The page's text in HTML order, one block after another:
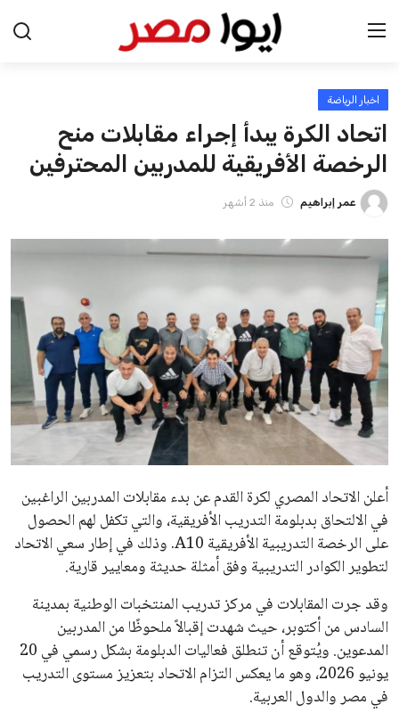
الرئيسية
اخبار مصر
عرب وعالم
اقتصاد
اخبار الرياضة
منوعات
فن وثقافة
علوم وتكنولوجيا
المرأة والجمال
حوادث
محافظات
اخبار الرياضة
اتحاد الكرة يبدأ إجراء مقابلات منح
الرخصة الأفريقية للمدربين المحترفين
عمر إبراهيم منذ 2 أشهر
أعلن الاتحاد المصري لكرة القدم عن بدء مقابلات المدربين الراغبين
في الالتحاق بدبلومة التدريب الأفريقية، والتي تكفل لهم الحصول
على الرخصة التدريبية الأفريقية A10. وذلك في إطار سعي الاتحاد
لتطوير الكوادر التدريبية وفق أمثلة حديثة ومعايير قارية.
وقد جرت المقابلات في مركز تدريب المنتخبات الوطنية بمدينة
السادس من أكتوبر، حيث شهدت إقبالاً ملحوظًا من المدربين
المدعوين. ويُتوقع أن تنطلق فعاليات الدبلومة بشكل رسمي في 20
يونيو 2026، وهو ما يعكس التزام الاتحاد بتعزيز مستوى التدريب
في مصر والدول العربية.